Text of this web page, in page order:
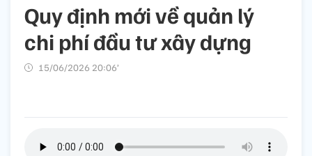
Quy định mới về quản lý
chi phí đầu tư xây dựng
15/06/2026 20:06’